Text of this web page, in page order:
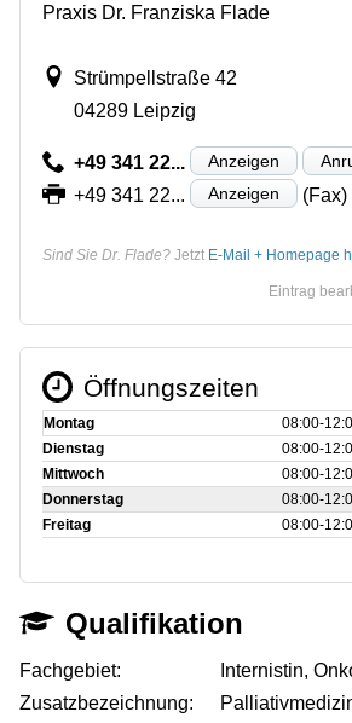
Praxis Dr. Franziska Flade
Strümpellstraße 42
04289 Leipzig
+49 341 22... Anzeigen
+49 341 22... Anzeigen (Fax)
Sind Sie Dr. Flade? Jetzt E-Mail + Homepage
Eintrag
Öffnungszeiten
Montag
Dienstag
Mittwoch
Donnerstag
Freitag
Qualifikation
Fachgebiet:
Internistin,
Zusatzbezeichnung: